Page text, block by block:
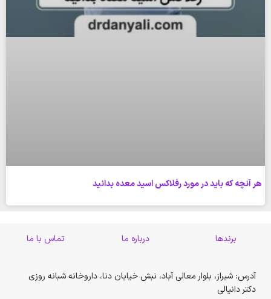
هر آنچه که باید در مورد رفلاکس اسید معده بدانید
برندها درباره ما تماس با ما
آدرس: شیراز، بلوار معالی آباد، نبش خیابان دنا، داروخانه شبانه روزی
دکتر دانیالی